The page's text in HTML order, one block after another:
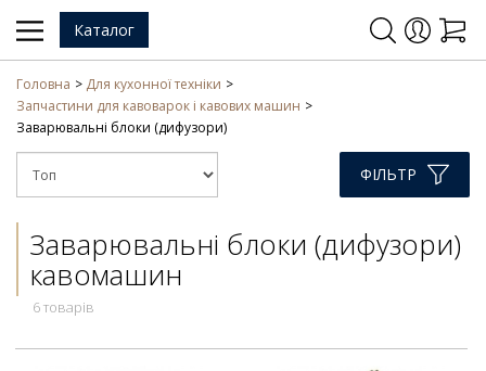
Каталог
Головна
Для кухонної техніки
Запчастини для кавоварок і кавових машин
Заварювальні блоки (дифузори)
ФІЛЬТР
Заварювальні блоки (дифузори)
кавомашин
6 товарів